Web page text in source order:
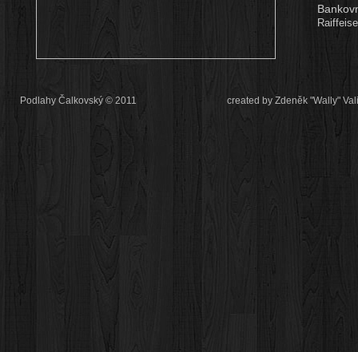
Podlahy Čalkovský © 2011 created by Zdeněk "Wally"